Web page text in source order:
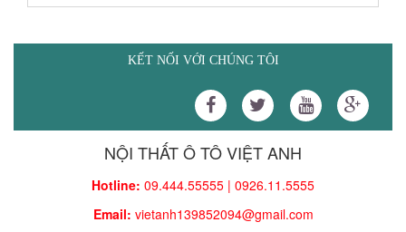
KẾT NỐI VỚI CHÚNG TÔI
NỘI THẤT Ô TÔ VIỆT ANH
Hotline: 09.444.55555 | 0926.11.5555
Email: vietanh139852094@gmail.com